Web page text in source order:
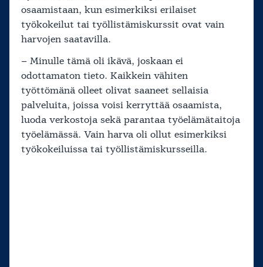
osaamistaan, kun esimerkiksi erilaiset
työkokeilut tai työllistämiskurssit ovat vain
harvojen saatavilla.
– Minulle tämä oli ikävä, joskaan ei
odottamaton tieto. Kaikkein vähiten
työttömänä olleet olivat saaneet sellaisia
palveluita, joissa voisi kerryttää osaamista,
luoda verkostoja sekä parantaa työelämätaitoja
työelämässä. Vain harva oli ollut esimerkiksi
työkokeiluissa tai työllistämiskursseilla.